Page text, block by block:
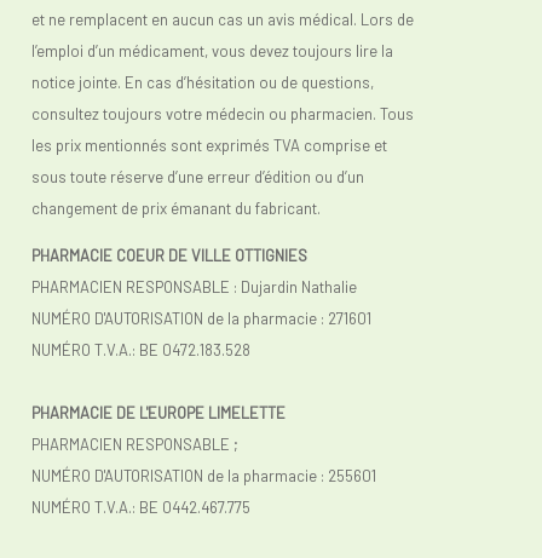
et ne remplacent en aucun cas un avis médical. Lors de
l’emploi d’un médicament, vous devez toujours lire la
notice jointe. En cas d’hésitation ou de questions,
consultez toujours votre médecin ou pharmacien. Tous
les prix mentionnés sont exprimés TVA comprise et
sous toute réserve d’une erreur d’édition ou d’un
changement de prix émanant du fabricant.
PHARMACIE COEUR DE VILLE OTTIGNIES
PHARMACIEN RESPONSABLE : Dujardin Nathalie
NUMÉRO D'AUTORISATION de la pharmacie : 271601
NUMÉRO T.V.A.: BE 0472.183.528
PHARMACIE DE L'EUROPE LIMELETTE
PHARMACIEN RESPONSABLE ;
NUMÉRO D'AUTORISATION de la pharmacie : 255601
NUMÉRO T.V.A.: BE 0442.467.775